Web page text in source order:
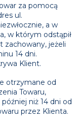
za pomocą
ul.
a w
w którym odstąpił
zachowany, jeżeli
14 dni.
Klient.
otrzymane od
Towaru,
niż 14 dni od
przez Klienta.